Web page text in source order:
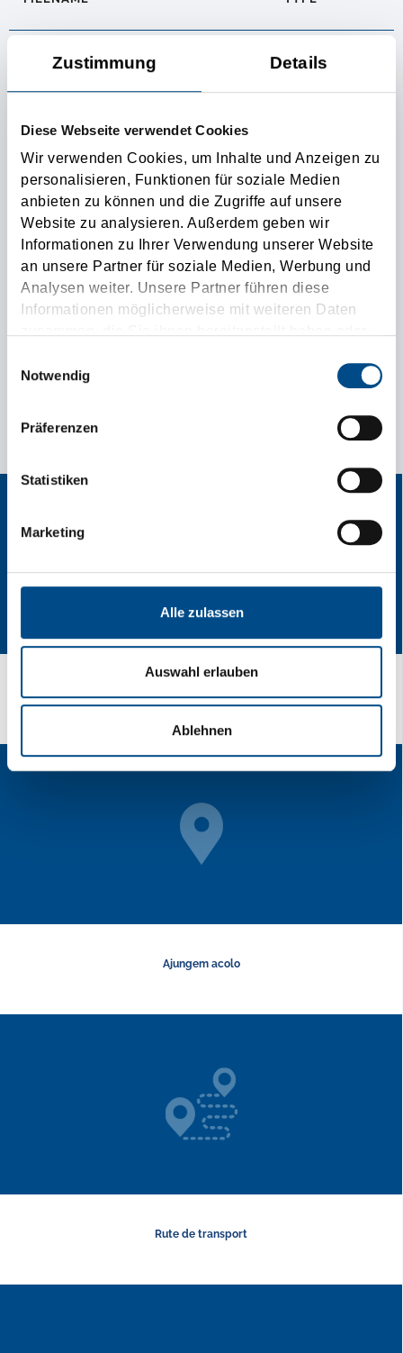
Zustimmung Details
Diese Webseite verwendet Cookies
Wir verwenden Cookies, um Inhalte und Anzeigen zu
personalisieren, Funktionen für soziale Medien
anbieten zu können und die Zugriffe auf unsere
Website zu analysieren. Außerdem geben wir
Informationen zu Ihrer Verwendung unserer Website
an unsere Partner für soziale Medien, Werbung und
Analysen weiter. Unsere Partner führen diese
Informationen möglicherweise mit weiteren Daten
zusammen, die Sie ihnen bereitgestellt haben oder
gesammelt haben.
Notwendig
Präferenzen
Statistiken
Marketing
Alle zulassen
Auswahl erlauben
Ablehnen
PDF
[Translate to Română:] Bonitätszertifikat Bisnode D&B PDF 
[Translate to Română:] ISO 9001:2015 Zertifikat PDF
[Translate to Română:] ISO 14001:2015 Zertifikat PDF 
Informatii suplimentare
Ajungem acolo
Rute de transport